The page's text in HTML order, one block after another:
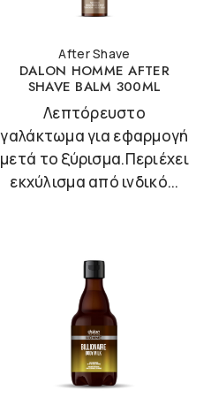
After Shave
DALON HOMME AFTER
SHAVE BALM 300ML
Λεπτόρευστο
γαλάκτωμα για εφαρμογή
μετά το ξύρισμα.Περιέχει
εκχύλισμα από ινδικό...